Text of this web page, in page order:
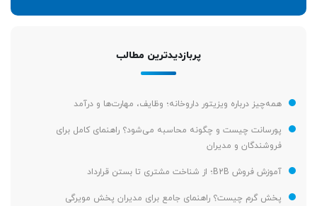
پربازدیدترین مطالب
همه‌چیز درباره ویزیتور داروخانه؛ وظایف، مهارت‌ها و درآمد
پورسانت چیست و چگونه محاسبه می‌شود؟ راهنمای کامل برای
فروشندگان و مدیران
آموزش فروش B2B؛ از شناخت مشتری تا بستن قرارداد
پخش گرم چیست؟ راهنمای جامع برای مدیران پخش مویرگی